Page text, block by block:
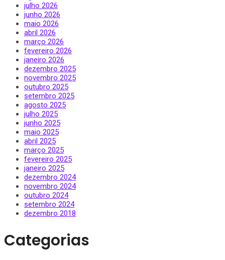
julho 2026
junho 2026
maio 2026
abril 2026
março 2026
fevereiro 2026
janeiro 2026
dezembro 2025
novembro 2025
outubro 2025
setembro 2025
agosto 2025
julho 2025
junho 2025
maio 2025
abril 2025
março 2025
fevereiro 2025
janeiro 2025
dezembro 2024
novembro 2024
outubro 2024
setembro 2024
dezembro 2018
Categorias